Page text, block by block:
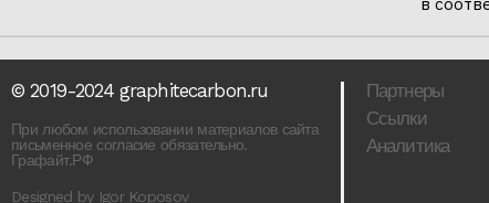
© 2019-2024 graphitecarbon.ru
При любом использовании материалов сайта
письменное согласие обязательно.
Графайт.РФ
Designed by Igor Koposov
Партнеры
Ссылки
Аналитика